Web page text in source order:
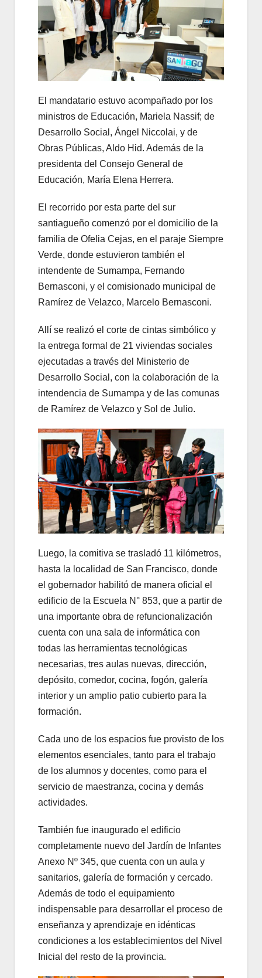
El mandatario estuvo acompañado por los
ministros de Educación, Mariela Nassif; de
Desarrollo Social, Ángel Niccolai, y de
Obras Públicas, Aldo Hid. Además de la
presidenta del Consejo General de
Educación, María Elena Herrera.
El recorrido por esta parte del sur
santiagueño comenzó por el domicilio de la
familia de Ofelia Cejas, en el paraje Siempre
Verde, donde estuvieron también el
intendente de Sumampa, Fernando
Bernasconi, y el comisionado municipal de
Ramírez de Velazco, Marcelo Bernasconi.
Allí se realizó el corte de cintas simbólico y
la entrega formal de 21 viviendas sociales
ejecutadas a través del Ministerio de
Desarrollo Social, con la colaboración de la
intendencia de Sumampa y de las comunas
de Ramírez de Velazco y Sol de Julio.
Luego, la comitiva se trasladó 11 kilómetros,
hasta la localidad de San Francisco, donde
el gobernador habilitó de manera oficial el
edificio de la Escuela N° 853, que a partir de
una importante obra de refuncionalización
cuenta con una sala de informática con
todas las herramientas tecnológicas
necesarias, tres aulas nuevas, dirección,
depósito, comedor, cocina, fogón, galería
interior y un amplio patio cubierto para la
formación.
Cada uno de los espacios fue provisto de los
elementos esenciales, tanto para el trabajo
de los alumnos y docentes, como para el
servicio de maestranza, cocina y demás
actividades.
También fue inaugurado el edificio
completamente nuevo del Jardín de Infantes
Anexo Nº 345, que cuenta con un aula y
sanitarios, galería de formación y cercado.
Además de todo el equipamiento
indispensable para desarrollar el proceso de
enseñanza y aprendizaje en idénticas
condiciones a los establecimientos del Nivel
Inicial del resto de la provincia.